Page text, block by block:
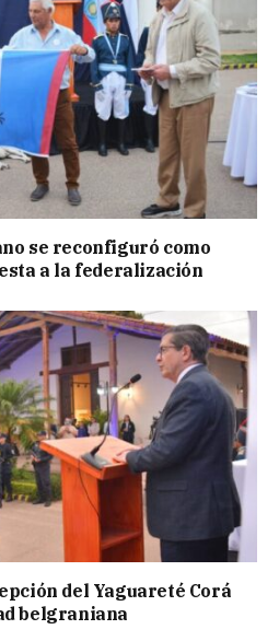
se reconfiguró como
a la federalización
del Yaguareté Corá
belgraniana